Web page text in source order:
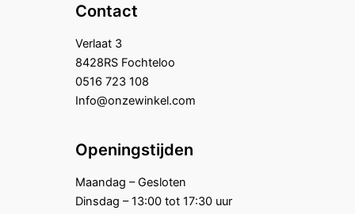
Contact
Verlaat 3
8428RS Fochteloo
0516 723 108
Info@onzewinkel.com
Openingstijden
Maandag – Gesloten
Dinsdag – 13:00 tot 17:30 uur